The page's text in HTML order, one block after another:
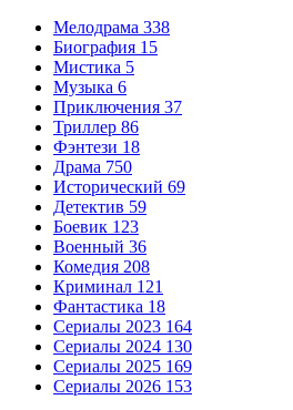
Мелодрама 338
Биография 15
Мистика 5
Музыка 6
Приключения 37
Триллер 86
Фэнтези 18
Драма 750
Исторический 69
Детектив 59
Боевик 123
Военный 36
Комедия 208
Криминал 121
Фантастика 18
Сериалы 2023 164
Сериалы 2024 130
Сериалы 2025 169
Сериалы 2026 153